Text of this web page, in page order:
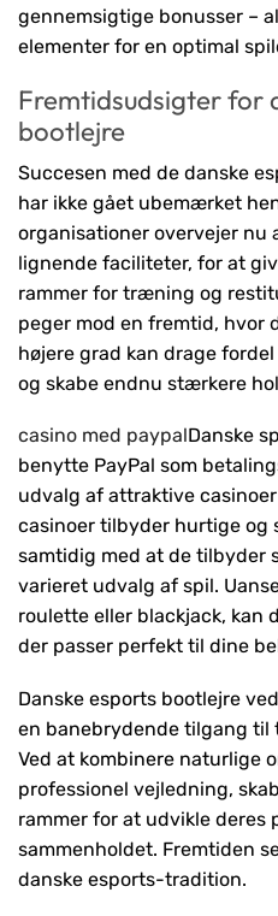
gennemsigtige bonusser –
elementer for en optimal
Fremtidsudsigter for
bootlejre
Succesen med de danske
har ikke gået ubemærket
organisationer overvejer nu
lignende faciliteter, for at
rammer for træning og
peger mod en fremtid, hvor
højere grad kan drage
og skabe endnu stærkere
casino med paypalDanske
benytte PayPal som
udvalg af attraktive
casinoer tilbyder hurtige og
samtidig med at de tilbyder
varieret udvalg af spil.
roulette eller blackjack, kan
der passer perfekt til dine
Danske esports bootlejre
en banebrydende tilgang
Ved at kombinere naturlige
professionel vejledning,
rammer for at udvikle
sammenholdet. Fremtiden
danske esports-tradition.